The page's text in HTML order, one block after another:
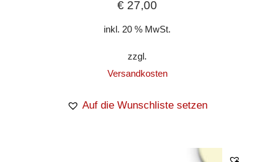
€ 27,00
inkl. 20 % MwSt.
zzgl.
Versandkosten
Auf die Wunschliste setzen